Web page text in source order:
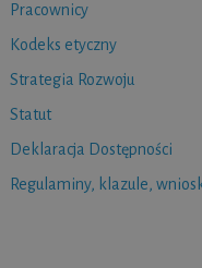
Pracownicy
Kodeks etyczny
Strategia Rozwoju
Statut
Deklaracja Dostępności
Regulaminy, klazule,